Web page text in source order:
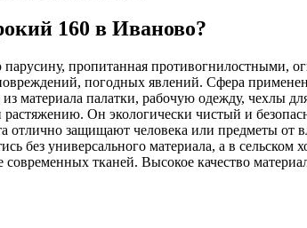
160 в Иваново?
парусину, пропитанная
погодных явлений. Сфера
из материала палатки, рабочую одежду,
растяжению. Он экологически чистый и
отлично защищают человека или предметы от
без универсального материала, а в
тканей. Высокое качество